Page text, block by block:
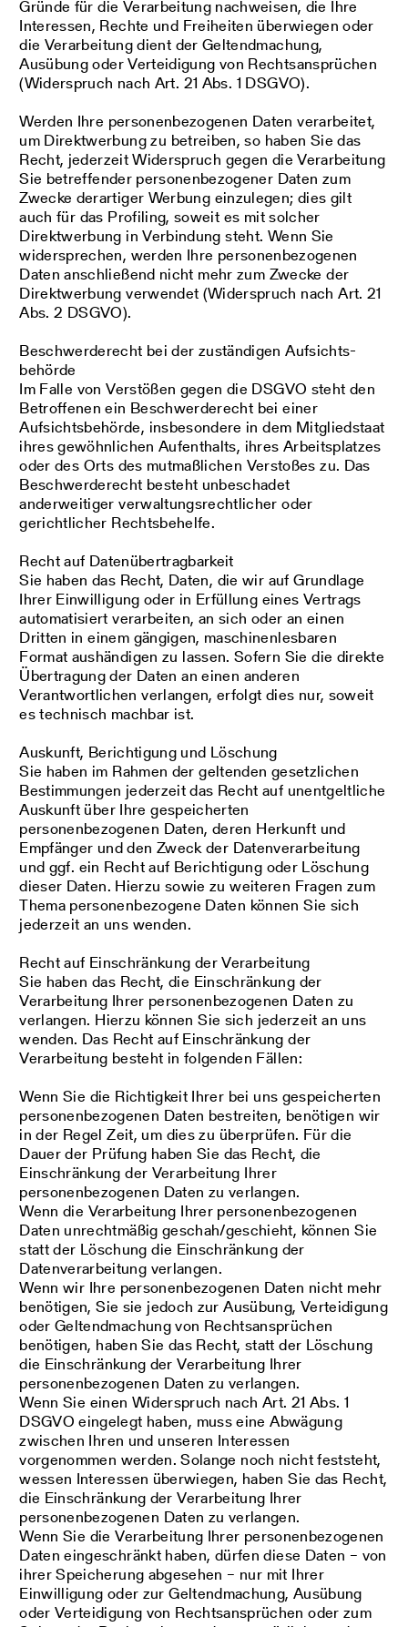
Gründe für die Verarbeitung nachweisen, die Ihre
Interessen, Rechte und Freiheiten überwiegen oder
die Verarbeitung dient der Geltendmachung,
Ausübung oder Verteidigung von Rechtsansprüchen
(Widerspruch nach Art. 21 Abs. 1 DSGVO).
Werden Ihre personenbezogenen Daten verarbeitet,
um Direktwerbung zu betreiben, so haben Sie das
Recht, jederzeit Widerspruch gegen die Verarbeitung
Sie betreffender personenbezogener Daten zum
Zwecke derartiger Werbung einzulegen; dies gilt
auch für das Profiling, soweit es mit solcher
Direktwerbung in Verbindung steht. Wenn Sie
widersprechen, werden Ihre personenbezogenen
Daten anschließend nicht mehr zum Zwecke der
Direktwerbung verwendet (Widerspruch nach Art. 21
Abs. 2 DSGVO).
Beschwerde­recht bei der zuständigen Aufsichts­
behörde
Im Falle von Verstößen gegen die DSGVO steht den
Betroffenen ein Beschwerderecht bei einer
Aufsichtsbehörde, insbesondere in dem Mitgliedstaat
ihres gewöhnlichen Aufenthalts, ihres Arbeitsplatzes
oder des Orts des mutmaßlichen Verstoßes zu. Das
Beschwerderecht besteht unbeschadet
anderweitiger verwaltungsrechtlicher oder
gerichtlicher Rechtsbehelfe.
Recht auf Daten­übertrag­barkeit
Sie haben das Recht, Daten, die wir auf Grundlage
Ihrer Einwilligung oder in Erfüllung eines Vertrags
automatisiert verarbeiten, an sich oder an einen
Dritten in einem gängigen, maschinenlesbaren
Format aushändigen zu lassen. Sofern Sie die direkte
Übertragung der Daten an einen anderen
Verantwortlichen verlangen, erfolgt dies nur, soweit
es technisch machbar ist.
Auskunft, Berichtigung und Löschung
Sie haben im Rahmen der geltenden gesetzlichen
Bestimmungen jederzeit das Recht auf unentgeltliche
Auskunft über Ihre gespeicherten
personenbezogenen Daten, deren Herkunft und
Empfänger und den Zweck der Datenverarbeitung
und ggf. ein Recht auf Berichtigung oder Löschung
dieser Daten. Hierzu sowie zu weiteren Fragen zum
Thema personenbezogene Daten können Sie sich
jederzeit an uns wenden.
Recht auf Einschränkung der Verarbeitung
Sie haben das Recht, die Einschränkung der
Verarbeitung Ihrer personenbezogenen Daten zu
verlangen. Hierzu können Sie sich jederzeit an uns
wenden. Das Recht auf Einschränkung der
Verarbeitung besteht in folgenden Fällen:
Wenn Sie die Richtigkeit Ihrer bei uns gespeicherten
personenbezogenen Daten bestreiten, benötigen wir
in der Regel Zeit, um dies zu überprüfen. Für die
Dauer der Prüfung haben Sie das Recht, die
Einschränkung der Verarbeitung Ihrer
personenbezogenen Daten zu verlangen.
Wenn die Verarbeitung Ihrer personenbezogenen
Daten unrechtmäßig geschah/geschieht, können Sie
statt der Löschung die Einschränkung der
Datenverarbeitung verlangen.
Wenn wir Ihre personenbezogenen Daten nicht mehr
benötigen, Sie sie jedoch zur Ausübung, Verteidigung
oder Geltendmachung von Rechtsansprüchen
benötigen, haben Sie das Recht, statt der Löschung
die Einschränkung der Verarbeitung Ihrer
personenbezogenen Daten zu verlangen.
Wenn Sie einen Widerspruch nach Art. 21 Abs. 1
DSGVO eingelegt haben, muss eine Abwägung
zwischen Ihren und unseren Interessen
vorgenommen werden. Solange noch nicht feststeht,
wessen Interessen überwiegen, haben Sie das Recht,
die Einschränkung der Verarbeitung Ihrer
personenbezogenen Daten zu verlangen.
Wenn Sie die Verarbeitung Ihrer personenbezogenen
Daten eingeschränkt haben, dürfen diese Daten – von
ihrer Speicherung abgesehen – nur mit Ihrer
Einwilligung oder zur Geltendmachung, Ausübung
oder Verteidigung von Rechtsansprüchen oder zum